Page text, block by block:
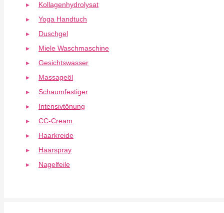
Kollagenhydrolysat
Yoga Handtuch
Duschgel
Miele Waschmaschine
Gesichtswasser
Massageöl
Schaumfestiger
Intensivtönung
CC-Cream
Haarkreide
Haarspray
Nagelfeile